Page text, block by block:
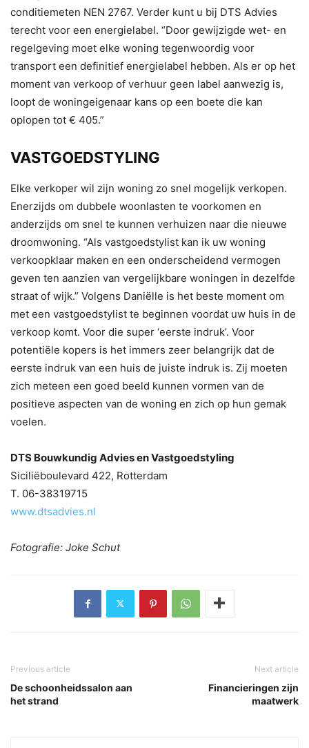
conditiemeten NEN 2767. Verder kunt u bij DTS Advies
terecht voor een energielabel. “Door gewijzigde wet- en
regelgeving moet elke woning tegenwoordig voor
transport een definitief energielabel hebben. Als er op het
moment van verkoop of verhuur geen label aanwezig is,
loopt de woningeigenaar kans op een boete die kan
oplopen tot € 405.”
VASTGOEDSTYLING
Elke verkoper wil zijn woning zo snel mogelijk verkopen.
Enerzijds om dubbele woonlasten te voorkomen en
anderzijds om snel te kunnen verhuizen naar die nieuwe
droomwoning. “Als vastgoedstylist kan ik uw woning
verkoopklaar maken en een onderscheidend vermogen
geven ten aanzien van vergelijkbare woningen in dezelfde
straat of wijk.” Volgens Daniëlle is het beste moment om
met een vastgoedstylist te beginnen voordat uw huis in de
verkoop komt. Voor die super ‘eerste indruk’. Voor
potentiële kopers is het immers zeer belangrijk dat de
eerste indruk van een huis de juiste indruk is. Zij moeten
zich meteen een goed beeld kunnen vormen van de
positieve aspecten van de woning en zich op hun gemak
voelen.
DTS Bouwkundig Advies en Vastgoedstyling
Siciliëboulevard 422, Rotterdam
T. 06-38319715
www.dtsadvies.nl
Fotografie: Joke Schut
Previous article
De schoonheidssalon aan
het strand
Next article
Financieringen zijn
maatwerk